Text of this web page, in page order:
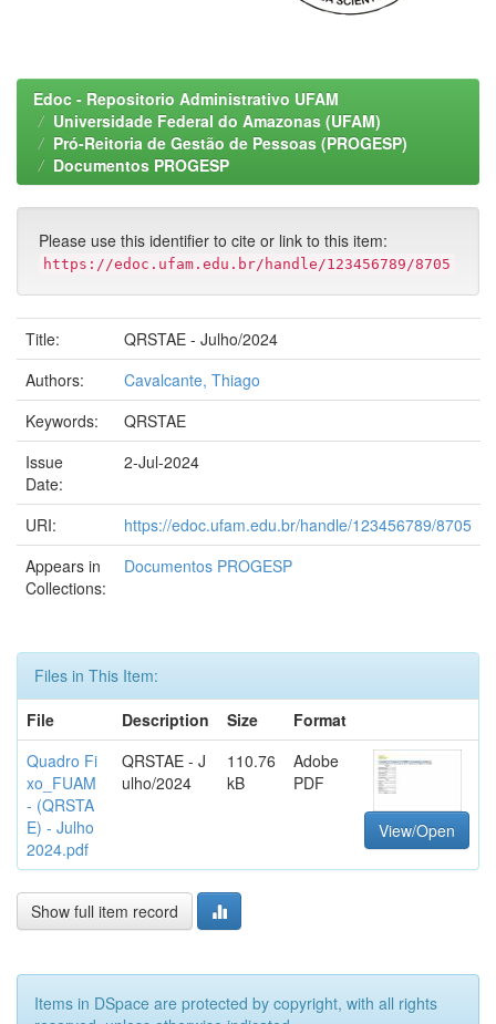
Edoc - Repositorio Administrativo UFAM
Universidade Federal do Amazonas (UFAM)
Pró-Reitoria de Gestão de Pessoas (PROGESP)
Documentos PROGESP
Please use this identifier to cite or link to this item:
https://edoc.ufam.edu.br/handle/123456789/8705
Title:
QRSTAE - Julho/2024
Authors:
Cavalcante, Thiago
Keywords:
QRSTAE
Issue
Date:
2-Jul-2024
URI:
https://edoc.ufam.edu.br/handle/123456789/8705
Appears in
Collections:
Documentos PROGESP
Files in This Item:
File
Description Size
Format
Quadro Fi
xo_FUAM
- (QRSTA
E) - Julho
2024.pdf
QRSTAE - J
ulho/2024
110.76
kB
Adobe
PDF
View/Open
Show full item record
Items in DSpace are protected by copyright, with all rights